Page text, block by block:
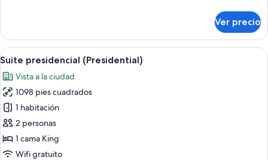
(King
2
Ver precio
Abrir
todas
las
fotos
de
Suite
presidencial
(Presidential)
Regadera, regadera tipo lluvia,
6
Suite presidencial (Presidential)
Vista a la ciudad
1098 pies cuadrados
1 habitación
2 personas
1 cama King
Wifi gratuito